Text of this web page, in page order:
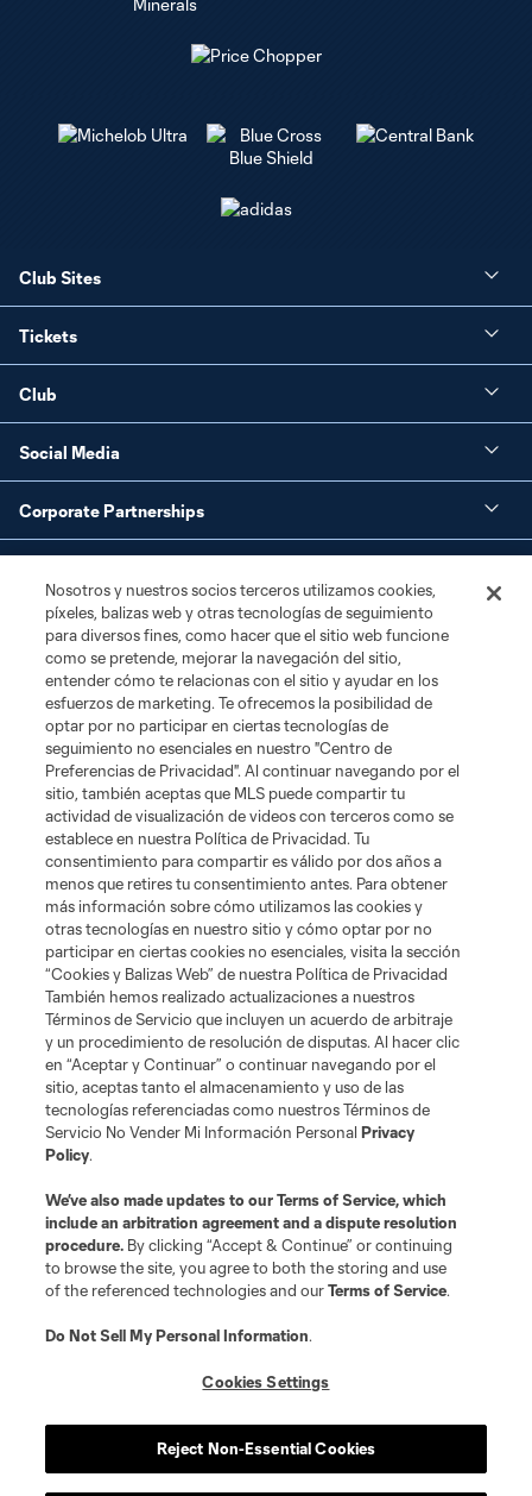
Club Sites
Tickets
Club
Social Media
Corporate Partnerships
Legal
Terms of Service
Privacy Policy
Do Not Sell or Share My Personal Information
Cookies Settings
©2026 MLS. The Major League Soccer and MLS name and shield are
registered trademarks of Major League Soccer, L.L.C. (“MLS”). The names
and logos of MLS teams are registered and/or common law trademarks of
MLS or are used with the permission of their owners. Any unauthorized use
is forbidden.
Nosotros y nuestros socios terceros utilizamos cookies,
píxeles, balizas web y otras tecnologías de seguimiento
para diversos fines, como hacer que el sitio web funcione
como se pretende, mejorar la navegación del sitio,
entender cómo te relacionas con el sitio y ayudar en los
esfuerzos de marketing. Te ofrecemos la posibilidad de
optar por no participar en ciertas tecnologías de
seguimiento no esenciales en nuestro "Centro de
Preferencias de Privacidad". Al continuar navegando por el
sitio, también aceptas que MLS puede compartir tu
actividad de visualización de videos con terceros como se
establece en nuestra Política de Privacidad. Tu
consentimiento para compartir es válido por dos años a
menos que retires tu consentimiento antes. Para obtener
más información sobre cómo utilizamos las cookies y
otras tecnologías en nuestro sitio y cómo optar por no
participar en ciertas cookies no esenciales, visita la sección
“Cookies y Balizas Web” de nuestra Política de Privacidad
También hemos realizado actualizaciones a nuestros
Términos de Servicio que incluyen un acuerdo de arbitraje
y un procedimiento de resolución de disputas. Al hacer clic
en “Aceptar y Continuar” o continuar navegando por el
sitio, aceptas tanto el almacenamiento y uso de las
tecnologías referenciadas como nuestros Términos de
Servicio No Vender Mi Información PersonalPrivacy
Policy.
We’ve also made updates to ourTerms of Service, which
include an arbitration agreement and a dispute resolution
procedure. By clicking “Accept & Continue” or continuing
to browse the site, you agree to both the storing and use
of the referenced technologies and ourTerms of Service.
Do Not Sell My Personal Information.
Cookies Settings
Reject Non-Essential Cookies